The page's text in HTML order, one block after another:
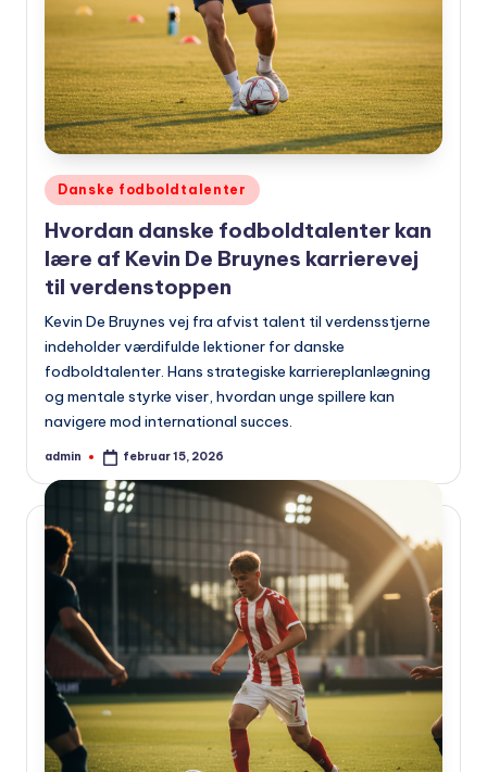
Udgivet
Danske fodboldtalenter
Hvordan danske fodboldtalenter kan
lære af Kevin De Bruynes karrierevej
til verdenstoppen
Kevin De Bruynes vej fra afvist talent til verdensstjerne
indeholder værdifulde lektioner for danske
fodboldtalenter. Hans strategiske karriereplanlægning
og mentale styrke viser, hvordan unge spillere kan
navigere mod international succes.
Indsendt
admin februar 15, 2026